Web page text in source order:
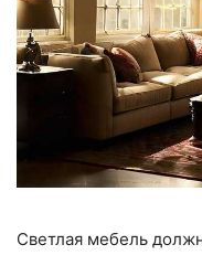
Светлая мебель